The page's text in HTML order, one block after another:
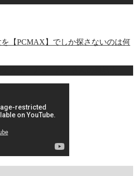
【PCMAX】でしか探さないのは何